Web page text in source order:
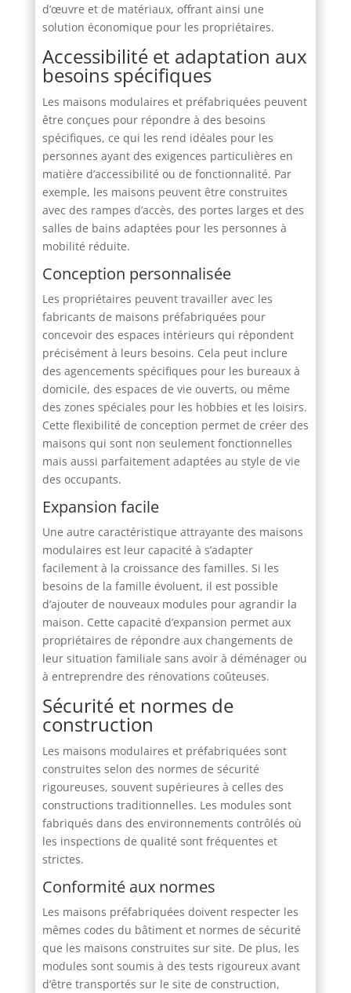
d’œuvre et de matériaux, offrant ainsi une
solution économique pour les propriétaires.
Accessibilité et adaptation aux
besoins spécifiques
Les maisons modulaires et préfabriquées peuvent
être conçues pour répondre à des besoins
spécifiques, ce qui les rend idéales pour les
personnes ayant des exigences particulières en
matière d’accessibilité ou de fonctionnalité. Par
exemple, les maisons peuvent être construites
avec des rampes d’accès, des portes larges et des
salles de bains adaptées pour les personnes à
mobilité réduite.
Conception personnalisée
Les propriétaires peuvent travailler avec les
fabricants de maisons préfabriquées pour
concevoir des espaces intérieurs qui répondent
précisément à leurs besoins. Cela peut inclure
des agencements spécifiques pour les bureaux à
domicile, des espaces de vie ouverts, ou même
des zones spéciales pour les hobbies et les loisirs.
Cette flexibilité de conception permet de créer des
maisons qui sont non seulement fonctionnelles
mais aussi parfaitement adaptées au style de vie
des occupants.
Expansion facile
Une autre caractéristique attrayante des maisons
modulaires est leur capacité à s’adapter
facilement à la croissance des familles. Si les
besoins de la famille évoluent, il est possible
d’ajouter de nouveaux modules pour agrandir la
maison. Cette capacité d’expansion permet aux
propriétaires de répondre aux changements de
leur situation familiale sans avoir à déménager ou
à entreprendre des rénovations coûteuses.
Sécurité et normes de
construction
Les maisons modulaires et préfabriquées sont
construites selon des normes de sécurité
rigoureuses, souvent supérieures à celles des
constructions traditionnelles. Les modules sont
fabriqués dans des environnements contrôlés où
les inspections de qualité sont fréquentes et
strictes.
Conformité aux normes
Les maisons préfabriquées doivent respecter les
mêmes codes du bâtiment et normes de sécurité
que les maisons construites sur site. De plus, les
modules sont soumis à des tests rigoureux avant
d’être transportés sur le site de construction,